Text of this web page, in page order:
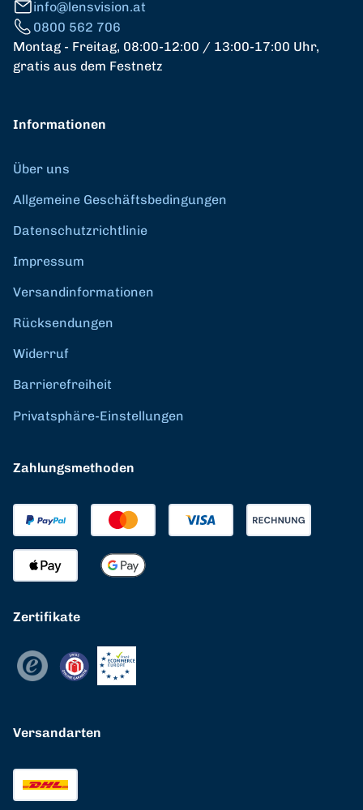
info@lensvision.at
0800 562 706
Montag - Freitag, 08:00-12:00 / 13:00-17:00 Uhr,
gratis aus dem Festnetz
Informationen
Über uns
Allgemeine Geschäftsbedingungen
Datenschutzrichtlinie
Impressum
Versandinformationen
Rücksendungen
Widerruf
Barrierefreiheit
Privatsphäre-Einstellungen
Zahlungsmethoden
Zertifikate
Versandarten